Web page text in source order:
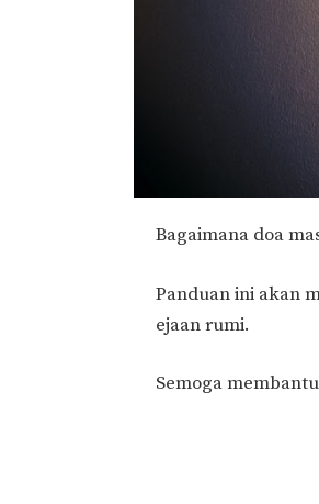
Bagaimana doa
Panduan ini akan
ejaan rumi.
Semoga